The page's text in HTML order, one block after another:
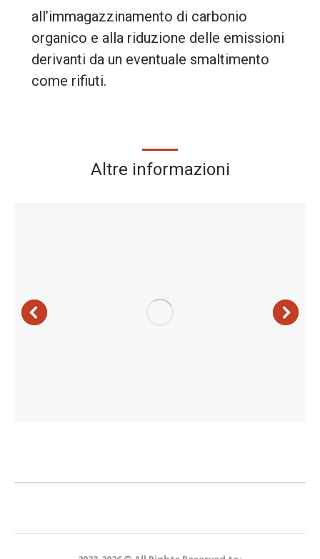
all’immagazzinamento di carbonio
organico e alla riduzione delle emissioni
derivanti da un eventuale smaltimento
come rifiuti.
Altre informazioni